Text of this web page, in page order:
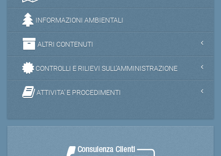
INFORMAZIONI AMBIENTALI
ALTRI CONTENUTI
CONTROLLI E RILIEVI SULL'AMMINISTRAZIONE
ATTIVITA' E PROCEDIMENTI